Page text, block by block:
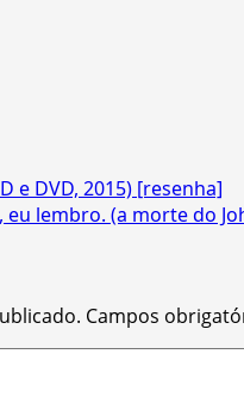
e DVD, 2015) [resenha]
lembro. (a morte do
Campos